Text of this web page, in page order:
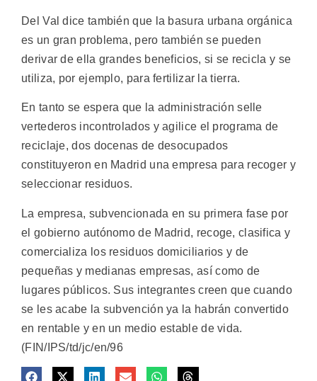
Del Val dice también que la basura urbana orgánica
es un gran problema, pero también se pueden
derivar de ella grandes beneficios, si se recicla y se
utiliza, por ejemplo, para fertilizar la tierra.
En tanto se espera que la administración selle
vertederos incontrolados y agilice el programa de
reciclaje, dos docenas de desocupados
constituyeron en Madrid una empresa para recoger y
seleccionar residuos.
La empresa, subvencionada en su primera fase por
el gobierno autónomo de Madrid, recoge, clasifica y
comercializa los residuos domiciliarios y de
pequeñas y medianas empresas, así como de
lugares públicos. Sus integrantes creen que cuando
se les acabe la subvención ya la habrán convertido
en rentable y en un medio estable de vida.
(FIN/IPS/td/jc/en/96